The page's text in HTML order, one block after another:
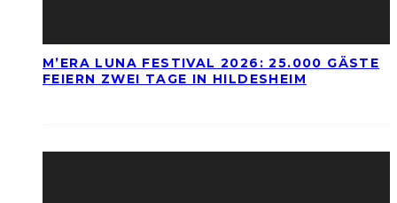
M’ERA LUNA FESTIVAL 2026: 25.000 GÄSTE
FEIERN ZWEI TAGE IN HILDESHEIM